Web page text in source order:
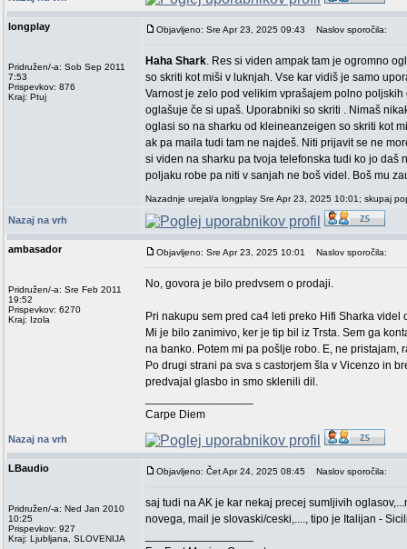
longplay
Pridružen/-a: Sob Sep 2011
7:53
Prispevkov: 876
Kraj: Ptuj
Objavljeno: Sre Apr 23, 2025 09:43 Naslov sporočila:
Haha Shark. Res si viden ampak tam je ogromno
so skriti kot miši v luknjah. Vse kar vidiš je samo
Varnost je zelo pod velikim vprašajem polno
oglašuje če si upaš. Uporabniki so skriti . Nimaš
oglasi so na sharku od kleineanzeigen so skriti kot
ak pa maila tudi tam ne najdeš. Niti prijavit se ne
si viden na sharku pa tvoja telefonska tudi ko jo
poljaku robe pa niti v sanjah ne boš videl. Boš mu
Nazadnje urejal/a longplay Sre Apr 23, 2025 10:01; skupaj
Nazaj na vrh
ambasador
Pridružen/-a: Sre Feb 2011
19:52
Prispevkov: 6270
Kraj: Izola
Objavljeno: Sre Apr 23, 2025 10:01 Naslov sporočila:
No, govora je bilo predvsem o prodaji.
Pri nakupu sem pred ca4 leti preko Hifi Sharka
Mi je bilo zanimivo, ker je tip bil iz Trsta. Sem ga
na banko. Potem mi pa pošlje robo. E, ne
Po drugi strani pa sva s castorjem šla v Vicenzo in
predvajal glasbo in smo sklenili dil.
Carpe Diem
Nazaj na vrh
LBaudio
Pridružen/-a: Ned Jan 2010
10:25
Prispevkov: 927
Kraj: Ljubljana, SLOVENIJA
Objavljeno: Čet Apr 24, 2025 08:45 Naslov sporočila:
saj tudi na AK je kar nekaj precej sumljivih
novega, mail je slovaski/ceski,...., tipo je Italijan -